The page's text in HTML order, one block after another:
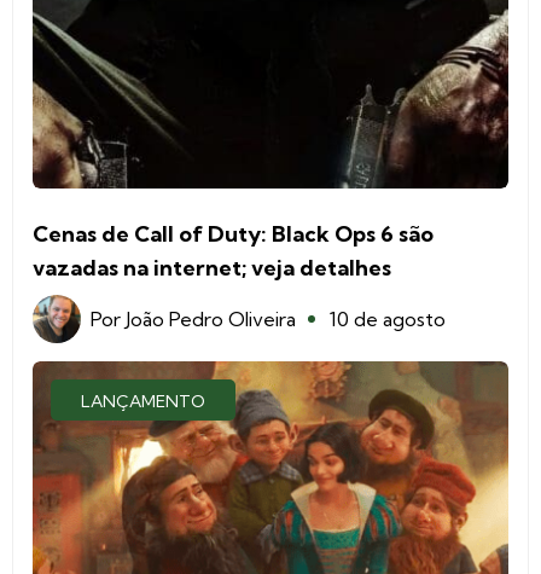
Cenas de Call of Duty: Black Ops 6 são
vazadas na internet; veja detalhes
Por João Pedro Oliveira 10 de agosto
LANÇAMENTO